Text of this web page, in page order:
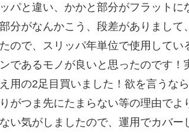
パと違い、かかと部分がフラット
分がなんかこう、段差がありまし
ので、スリッパ年単位で使用して
であるモノが良いと思ったのです
用の2足目買いました！欲を言うな
がつま先にたまらない等の理由で
い気がしましたので、運用でカバー